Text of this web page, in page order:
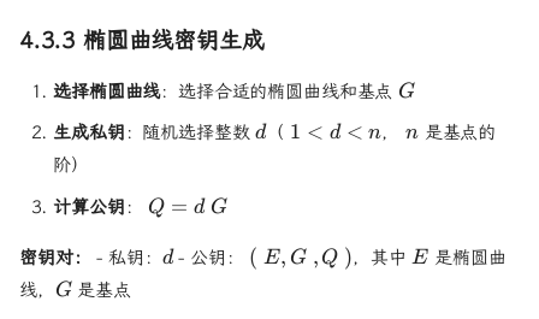
4.3.3 椭圆曲线密钥生成
选择椭圆曲线：选择合适的椭圆曲线和基点 G
G
生成私钥 ：随机选择整数d
d（ 1
1 < d < n，n
n是基点的
阶）
计算公钥 ： Q
dG
Q = d G
密钥对： - 私钥： d
d- 公钥： (E,
(E, G , Q )，其中E
E 是椭圆曲
线， G
G是基点